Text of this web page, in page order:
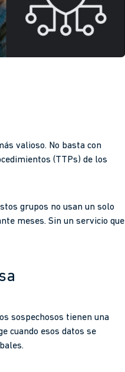
valioso. No basta con
(TTPs) de los
grupos no usan un solo
meses. Sin un servicio que
sospechosos tienen una
cuando esos datos se